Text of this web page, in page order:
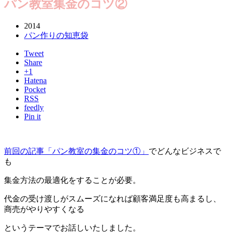
パン教室集金のコツ②
2014
パン作りの知恵袋
Tweet
Share
+1
Hatena
Pocket
RSS
feedly
Pin it
前回の記事「パン教室の集金のコツ①」 でどんなビジネスで
も
集金方法の最適化をすることが必要。
代金の受け渡しがスムーズになれば顧客満足度も高まるし、
商売がやりやすくなる
というテーマでお話しいたしました。